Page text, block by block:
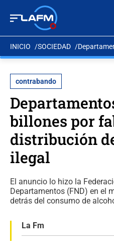
INICIO SOCIEDAD
contrabando
billones por
distribución
ilegal
El anuncio lo hizo la
Departamentos (FND) en el
detrás del consumo de
La Fm